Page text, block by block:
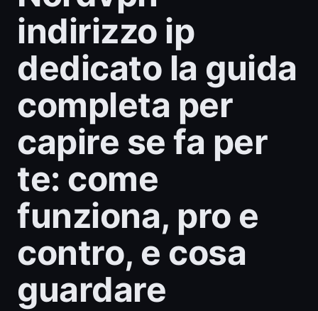
indirizzo ip
dedicato la guida
completa per
capire se fa per
te: come
funziona, pro e
contro, e cosa
guardare